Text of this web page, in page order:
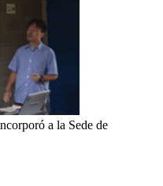
a la Sede de